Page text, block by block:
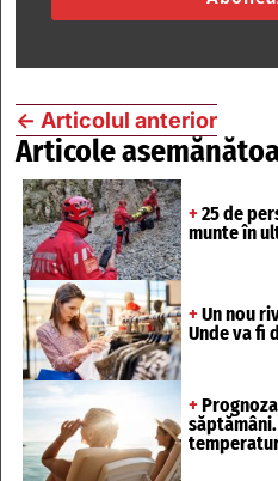
← Articolul anterior
Articole
+ 25 de
munte în
+ Un nou
Unde va fi
+